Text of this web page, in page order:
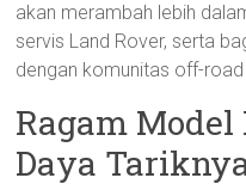
akan merambah lebih
servis Land Rover, serta
dengan komunitas off-
Ragam
Daya